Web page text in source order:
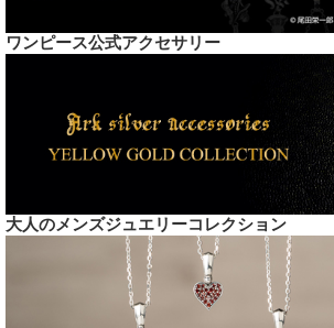
ワンピース公式アクセサリー
大人のメンズジュエリーコレクション